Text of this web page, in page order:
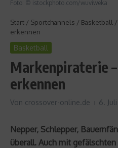
Foto: © istockphoto.com/wuviweka
Start / Sportchannels / Basketball /
erkennen
Basketball
Markenpiraterie
erkennen
Von crossover-online.de 6.
Nepper, Schlepper,
überall. Auch mit